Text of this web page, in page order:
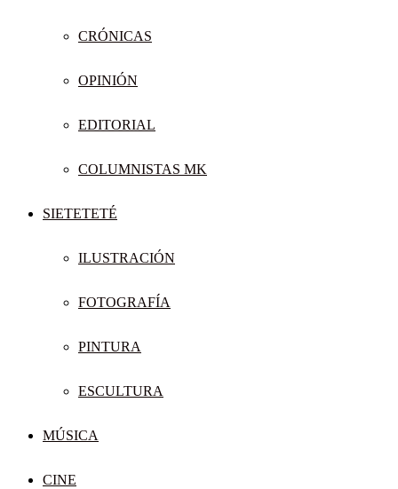
CRÓNICAS
OPINIÓN
EDITORIAL
COLUMNISTAS MK
SIETETETÉ
ILUSTRACIÓN
FOTOGRAFÍA
PINTURA
ESCULTURA
MÚSICA
CINE